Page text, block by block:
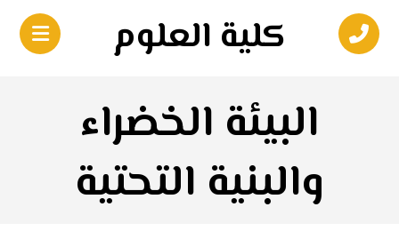
كلية العلوم
البيئة الخضراء
والبنية التحتية